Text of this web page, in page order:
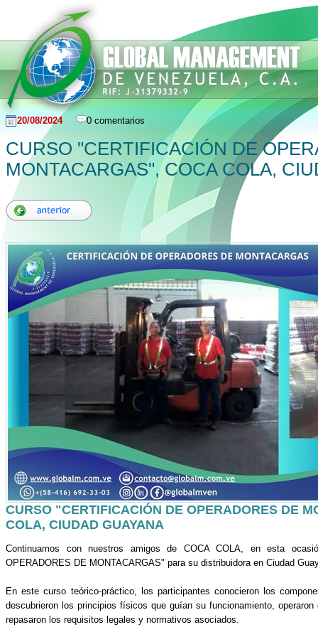
20/08/2024 0 comentarios
CURSO "CERTIFICACIÓN DE
MONTACARGAS", COCA COLA,
CURSO "CERTIFICACIÓN DE OPERADORES DE
COLA, CIUDAD GUAYANA
Continuamos con nuestros amigos de COCA COLA, en esta
OPERADORES DE MONTACARGAS" para su distribuidora en Ciudad
En este curso teórico-práctico, los participantes conocieron los
descubrieron los principios físicos que guían su funcionamiento,
repasaron los requisitos legales y normativos asociados.